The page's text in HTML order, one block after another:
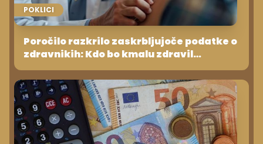
POKLICI
Poročilo razkrilo zaskrbljujoče podatke o
zdravnikih: Kdo bo kmalu zdravil